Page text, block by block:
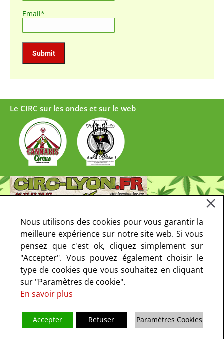
Email*
Le CIRC sur les ondes et sur le web
Nous utilisons des cookies pour vous garantir la
meilleure expérience sur notre site web. Si vous
pensez que c'est ok, cliquez simplement sur
"Accepter". Vous pouvez également choisir le
type de cookies que vous souhaitez en cliquant
sur "Paramètres de cookie".
En savoir plus
Accepter Refuser Paramètres Cookies